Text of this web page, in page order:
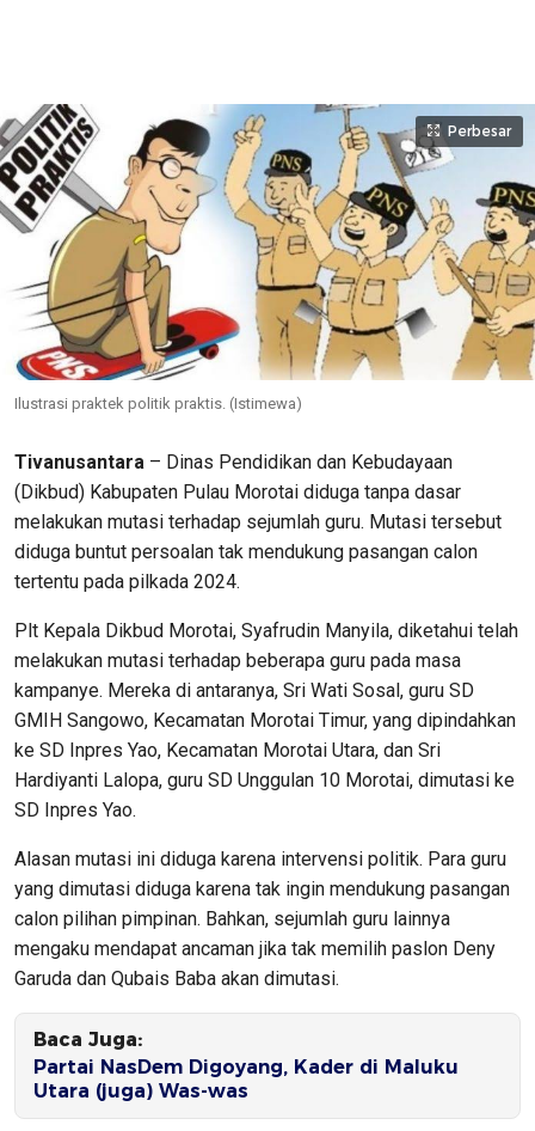
Perbesar
Ilustrasi praktek politik praktis. (Istimewa)
Tivanusantara – Dinas Pendidikan dan Kebudayaan
(Dikbud) Kabupaten Pulau Morotai diduga tanpa dasar
melakukan mutasi terhadap sejumlah guru. Mutasi tersebut
diduga buntut persoalan tak mendukung pasangan calon
tertentu pada pilkada 2024.
Plt Kepala Dikbud Morotai, Syafrudin Manyila, diketahui telah
melakukan mutasi terhadap beberapa guru pada masa
kampanye. Mereka di antaranya, Sri Wati Sosal, guru SD
GMIH Sangowo, Kecamatan Morotai Timur, yang dipindahkan
ke SD Inpres Yao, Kecamatan Morotai Utara, dan Sri
Hardiyanti Lalopa, guru SD Unggulan 10 Morotai, dimutasi ke
SD Inpres Yao.
Alasan mutasi ini diduga karena intervensi politik. Para guru
yang dimutasi diduga karena tak ingin mendukung pasangan
calon pilihan pimpinan. Bahkan, sejumlah guru lainnya
mengaku mendapat ancaman jika tak memilih paslon Deny
Garuda dan Qubais Baba akan dimutasi.
Baca Juga:
Partai NasDem Digoyang, Kader di Maluku
Utara (juga) Was-was